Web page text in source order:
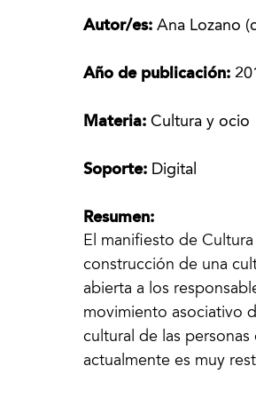
Autor/es:Ana Lozano
Año de publicación:
Materia:Cultura y ocio
Soporte: Digital
Resumen:
El manifiesto de
construcción de una
abierta a los
movimiento asociativo
cultural de las
actualmente es muy